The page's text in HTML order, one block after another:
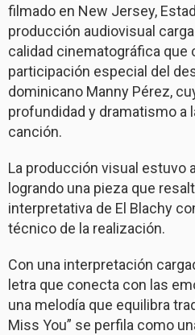
filmado en New Jersey,
producción audiovisual
calidad cinematográfica que
participación especial del
dominicano Manny Pérez,
profundidad y dramatismo a
canción.
La producción visual estuvo
logrando una pieza que
interpretativa de El Blachy
técnico de la realización.
Con una interpretación
letra que conecta con las
una melodía que equilibra
Miss You” se perfila como